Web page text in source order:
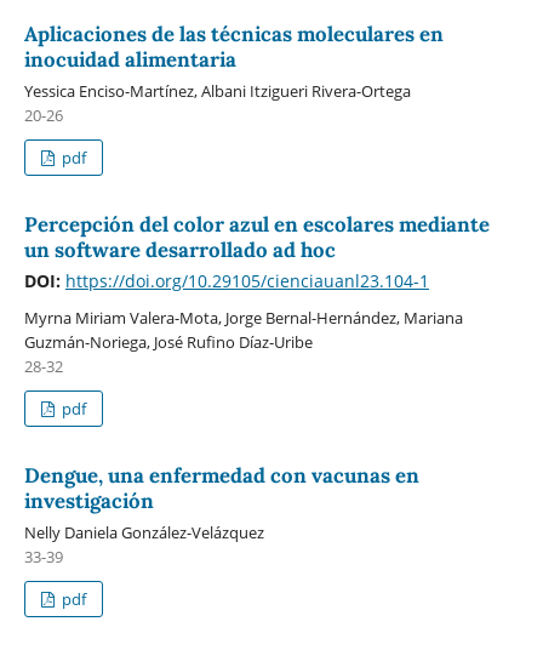
Aplicaciones de las técnicas moleculares en
inocuidad alimentaria
Yessica Enciso-Martínez, Albani Itzigueri Rivera-Ortega
20-26
pdf
Percepción del color azul en escolares mediante
un software desarrollado ad hoc
DOI: https://doi.org/10.29105/cienciauanl23.104-1
Myrna Miriam Valera-Mota, Jorge Bernal-Hernández, Mariana
Guzmán-Noriega, José Rufino Díaz-Uribe
28-32
pdf
Dengue, una enfermedad con vacunas en
investigación
Nelly Daniela González-Velázquez
33-39
pdf